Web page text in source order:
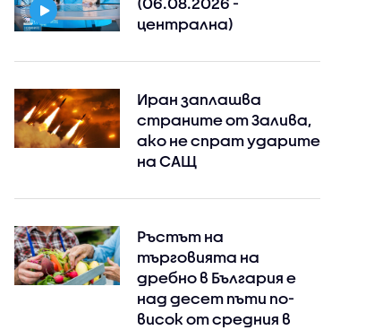
централна)
Иран заплашва
страните от Залива,
ако не спрат ударите
на САЩ
Ръстът на
търговията на
дребно в България е
над десет пъти по-
висок от средния в